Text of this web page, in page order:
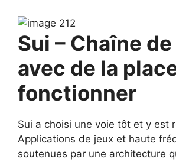
Sui – Chaîne
avec de la
fonctionner
Sui a choisi une voie tôt et y est
Applications de jeux et haute
soutenues par une architecture